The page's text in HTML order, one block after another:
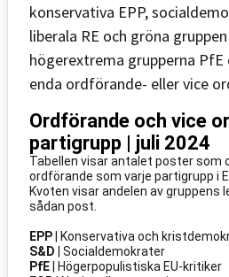
konservativa EPP,
liberala RE och gröna
högerextrema grupperna PfE
enda ordförande- eller vice